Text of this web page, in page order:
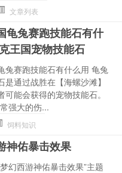
文章列表
龟兔赛跑技能石有什
王国宠物技能石
兔赛跑技能石有什么用 龟兔
是通过战胜在【海螺沙滩】
可能会获得的宠物技能石。
强大的伤...
饲料知识
神佑暴击效果
幻西游神佑暴击效果”主题